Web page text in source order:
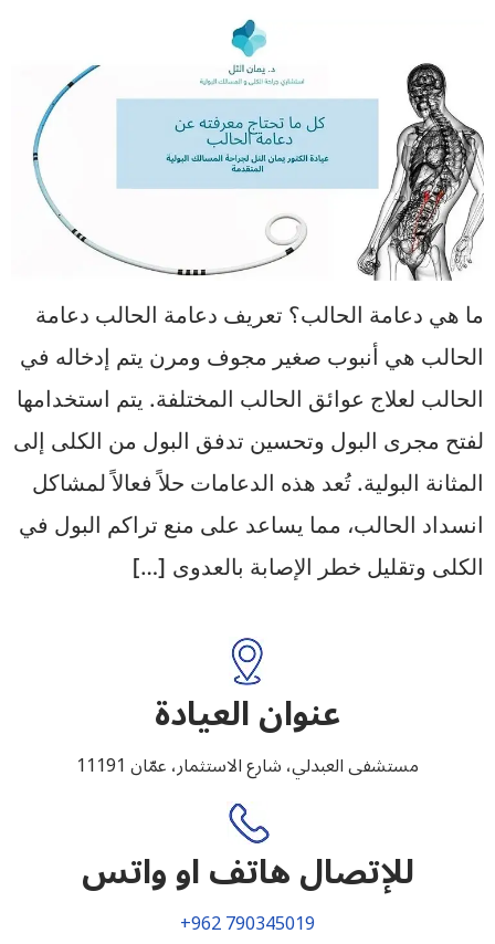
ما هي دعامة الحالب؟ تعريف دعامة الحالب دعامة
الحالب هي أنبوب صغير مجوف ومرن يتم إدخاله في
الحالب لعلاج عوائق الحالب المختلفة. يتم استخدامها
لفتح مجرى البول وتحسين تدفق البول من الكلى إلى
المثانة البولية. تُعد هذه الدعامات حلاً فعالاً لمشاكل
انسداد الحالب، مما يساعد على منع تراكم البول في
الكلى وتقليل خطر الإصابة بالعدوى […]
عنوان العيادة
مستشفى العبدلي، شارع الاستثمار، عمّان 11191
للإتصال هاتف او واتس
+962 790345019